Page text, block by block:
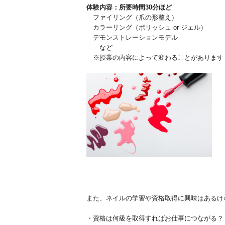
体験内容：所要時間30分ほど
ファイリング（爪の形整え）
カラーリング（ポリッシュ or ジェル）
デモンストレーションモデル
など
※授業の内容によって変わることがあります
また、ネイルの学習や資格取得に興味はある
・資格は何級を取得すればお仕事につながる？